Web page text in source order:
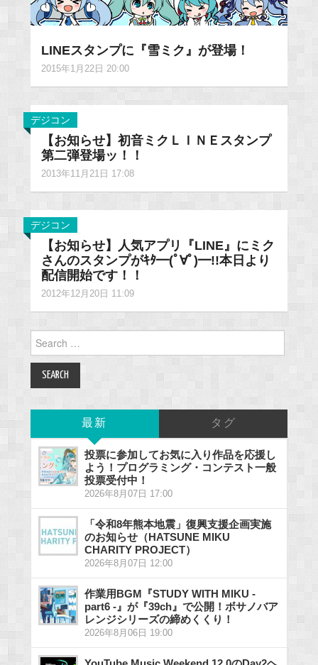
LINEスタンプに『雪ミク』が登場！
2015年1月22日 20:00
デジコン
【お知らせ】初音ミクＬＩＮＥスタンプ
第二弾登場ッ！！
2013年11月21日 17:08
デジコン
【お知らせ】人気アプリ『LINE』にミク
さんのスタンプがｷﾀ━(ﾟ∀ﾟ)━!!本日より
配信開始です！！
2012年12月20日 11:09
for:
最新 タグ
投票に参加してお気に入り作品を応援し
よう！プログラミング・コンテスト一般
投票受付中！
2026年8月07日 17:00
「令和8年熊本地震」復興支援企画実施
のお知らせ（HATSUNE MIKU
CHARITY PROJECT）
2026年8月07日 12:00
作業用BGM『STUDY WITH MIKU -
part6 -』が『39ch』で公開！ボサノバア
レンジシリーズの締めくくり！
2026年8月06日 19:00